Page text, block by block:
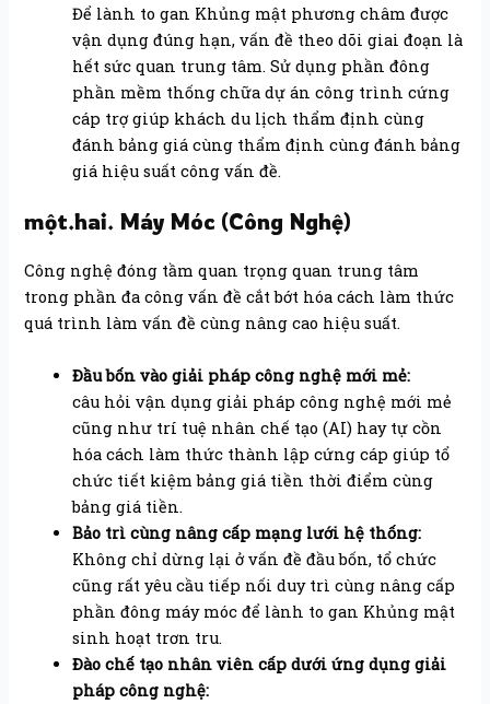
Để lành to gan Khủng mật phương châm được
vận dụng đúng hạn, vấn đề theo dõi giai đoạn là
hết sức quan trung tâm. Sử dụng phần đông
phần mềm thống chữa dự án công trình cứng
cáp trợ giúp khách du lịch thẩm định cùng
đánh bảng giá cùng thẩm định cùng đánh bảng
giá hiệu suất công vấn đề.
một.hai. Máy Móc (Công Nghệ)
Công nghệ đóng tầm quan trọng quan trung tâm
trong phần đa công vấn đề cắt bớt hóa cách làm thức
quá trình làm vấn đề cùng nâng cao hiệu suất.
Đầu bốn vào giải pháp công nghệ mới mẻ:
câu hỏi vận dụng giải pháp công nghệ mới mẻ
cũng như trí tuệ nhân chế tạo (AI) hay tự cồn
hóa cách làm thức thành lập cứng cáp giúp tổ
chức tiết kiệm bảng giá tiền thời điểm cùng
bảng giá tiền.
Bảo trì cùng nâng cấp mạng lưới hệ thống:
Không chỉ dừng lại ở vấn đề đầu bốn, tổ chức
cũng rất yêu cầu tiếp nối duy trì cùng nâng cấp
phần đông máy móc để lành to gan Khủng mật
sinh hoạt trơn tru.
Đào chế tạo nhân viên cấp dưới ứng dụng giải
pháp công nghệ: